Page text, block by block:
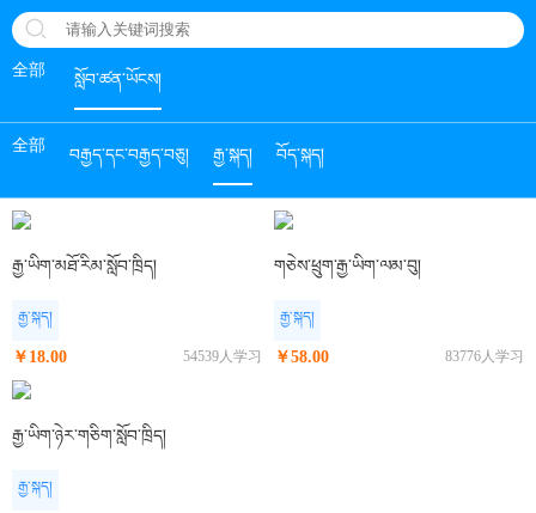
全部
སློབ་ཚན་ཡོངས།
全部
བརྒྱད་དང་བརྒྱད་བཅུ། རྒྱ་སྐད། བོད་སྐད།
རྒྱ་ཡིག་མཐོ་རིམ་སློབ་ཁྲིད།
རྒྱ་སྐད།
￥18.00 54539人学习
གཅེས་ཕྲུག་རྒྱ་ཡིག་ལམ་བུ།
རྒྱ་སྐད།
￥58.00 83776人学习
རྒྱ་ཡིག་ཉེར་གཅིག་སློབ་ཁྲིད།
རྒྱ་སྐད།